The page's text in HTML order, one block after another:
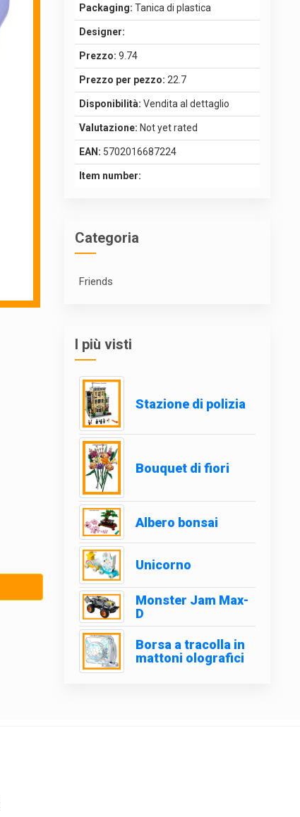
Packaging: Tanica di plastica
Designer:
Prezzo: 9.74
Prezzo per pezzo: 22.7
Disponibilità: Vendita al dettaglio
Valutazione: Not yet rated
EAN: 5702016687224
Item number:
Categoria
Friends
I più visti
Stazione di polizia
Bouquet di fiori
Albero bonsai
Unicorno
Monster Jam Max-
D
Borsa a tracolla in
mattoni olografici